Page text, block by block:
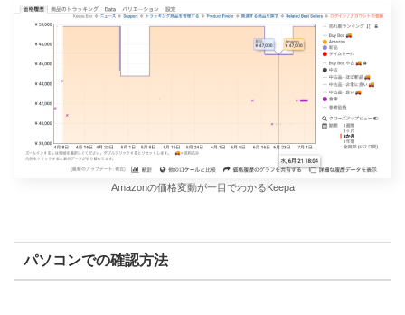
Amazonの価格変動が一目でわかるKeepa
パソコンでの確認方法